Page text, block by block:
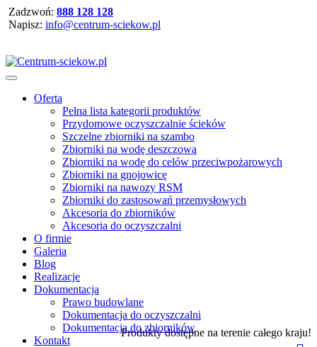
Zadzwoń: 888 128 128
Napisz: info@centrum-sciekow.pl
Oferta
Pełna lista kategorii produktów
Przydomowe oczyszczalnie ścieków
Szczelne zbiorniki na szambo
Zbiorniki na wodę deszczową
Zbiorniki na wodę do celów przeciwpożarowych
Zbiorniki na gnojowicę
Zbiorniki na nawozy RSM
Zbiorniki do zastosowań przemysłowych
Akcesoria do zbiorników
Akcesoria do oczyszczalni
O firmie
Galeria
Blog
Realizacje
Dokumentacja
Prawo budowlane
Dokumentacja do oczyszczalni
Dokumentacja do zbiorników
Kontakt
Produkty dostępne na terenie całego kraju!